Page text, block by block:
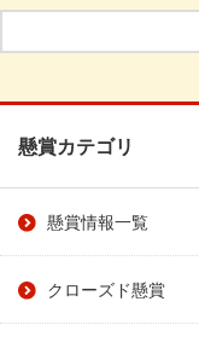
懸賞カテゴリ
懸賞情報一覧
クローズド懸賞